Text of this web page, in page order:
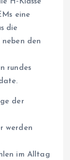
eine
die
den
rundes
der
werden
im Alltag